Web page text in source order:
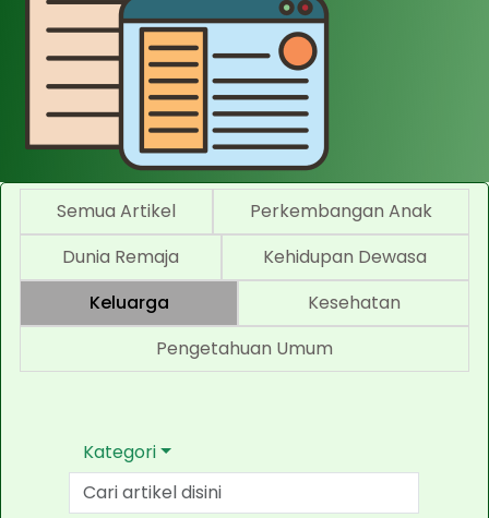
Semua Artikel
Perkembangan Anak
Dunia Remaja
Kehidupan Dewasa
Keluarga
Kesehatan
Pengetahuan Umum
Kategori